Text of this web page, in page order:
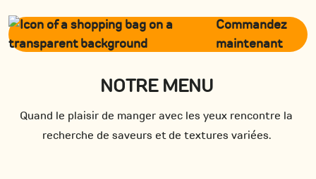
Commandez
maintenant
NOTRE MENU
Quand le plaisir de manger avec les yeux rencontre la
recherche de saveurs et de textures variées.